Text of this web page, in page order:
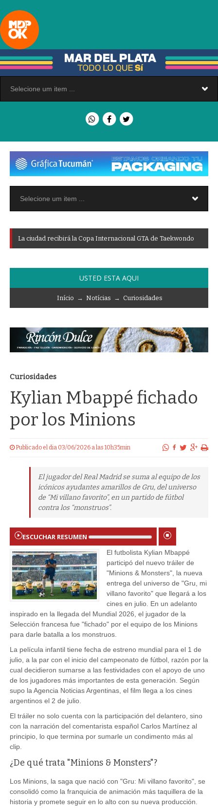
La ciud ad recibirá l a Copa Internacional GTA d e Taekwond o
USTED ESTA AQUI
Início → Notícias → Curiosidades
Curiosidades
Kylian Mbappé fichado
por los Minions
Publicado el dia 03/06/2026 a las 10h35min
El jugador del Real Madrid se suma al equipo de los
icónicos ayudantes amarillos de Gru, del universo
de “Mi villano favorito”, en un partido de fútbol
contra los “monstruos”.
ESCUCHAR RESUMEN
El futbolista Kylian Mbappé
participó del nuevo tráiler de
"Minions & Monsters", la nueva
entrega del universo de "Gru, mi
villano favorito" que llegará a los
cines en julio. En un adelanto
inspirado en la llegada del Mundial 2026, el jugador de la
Selección francesa fue "fichado" por el equipo de los Minions
para darle batalla a los monstruos.
La película infantil tiene fecha de estreno mundial para el 1 de
julio, a la par con el inicio del campeonato de fútbol, razón por la
cual decidieron sumarse a las festividades con el apoyo de uno
de los jugadores más importantes de esta generación. Según
supo la Agencia Noticias Argentinas, el film llega a los cines
argentinos el 2 de julio.
El tráiler no solo cuenta con la participación del delantero, sino
con la narración del comentarista español Carlos Martínez al
principio, lo que termina por sumarle un condimento más al
clip.
¿De qué trata "Minions & Monsters"?
Los Minions, la saga que nació con "Gru: Mi villano favorito", se
consolidó como la franquicia de animación más taquillera de la
historia y promete seguir en lo alto con su nueva producción.